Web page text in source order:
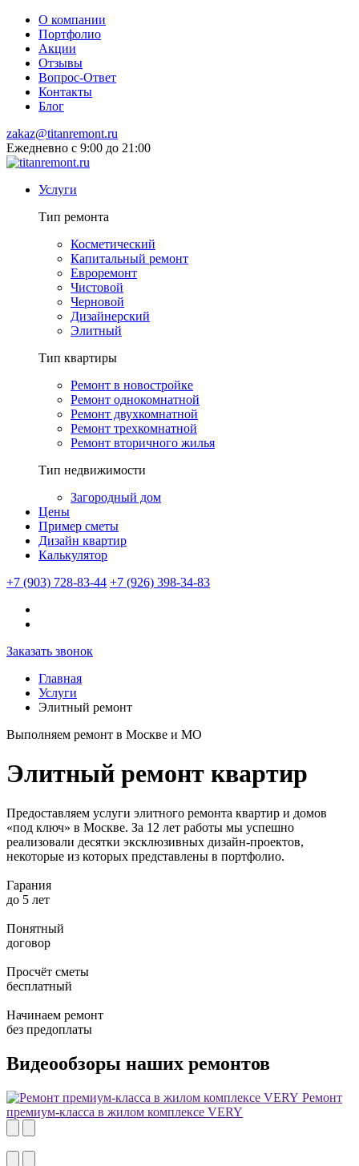
О компании
Портфолио
Акции
Отзывы
Вопрос-Ответ
Контакты
Блог
zakaz@titanremont.ru
Ежедневно с 9:00 до 21:00
Услуги
Тип ремонта
Косметический
Капитальный ремонт
Евроремонт
Чистовой
Черновой
Дизайнерский
Элитный
Тип квартиры
Ремонт в новостройке
Ремонт однокомнатной
Ремонт двухкомнатной
Ремонт трехкомнатной
Ремонт вторичного жилья
Тип недвижимости
Загородный дом
Цены
Пример сметы
Дизайн квартир
Калькулятор
+7 (903) 728-83-44 +7 (926) 398-34-83
Заказать звонок
Главная
Услуги
Элитный ремонт
Выполняем ремонт в Москве и МО
Элитный ремонт квартир
Предоставляем услуги элитного ремонта квартир и домов
«под ключ» в Москве. За 12 лет работы мы успешно
реализовали десятки эксклюзивных дизайн-проектов,
некоторые из которых представлены в портфолио.
Гарания
до 5 лет
Понятный
договор
Просчёт сметы
бесплатный
Начинаем ремонт
без предоплаты
Видеообзоры наших ремонтов
Ремонт
премиум-класса в жилом комплексе VERY